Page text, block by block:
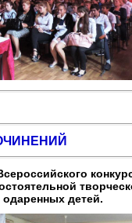
детей.